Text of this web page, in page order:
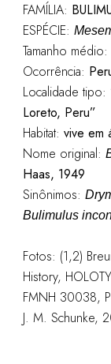
FAMÍLIA:
ESPÉCIE:
Tamanho médio:
Ocorrência:
Localidade tipo:
Loreto, Peru”
Habitat: vive em
Nome original:
Haas, 1949
Sinônimos:
Bulimulus
Fotos: (1,2)
History,
FMNH 30038,
J. M. Schunke,